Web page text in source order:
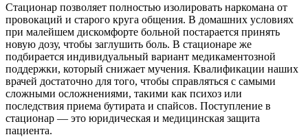
Стационар позволяет полностью изолировать наркомана от
провокаций и старого круга общения. В домашних условиях
при малейшем дискомфорте больной постарается принять
новую дозу, чтобы заглушить боль. В стационаре же
подбирается индивидуальный вариант медикаментозной
поддержки, который снижает мучения. Квалификации наших
врачей достаточно для того, чтобы справляться с самыми
сложными осложнениями, такими как психоз или
последствия приема бутирата и спайсов. Поступление в
стационар — это юридическая и медицинская защита
пациента.